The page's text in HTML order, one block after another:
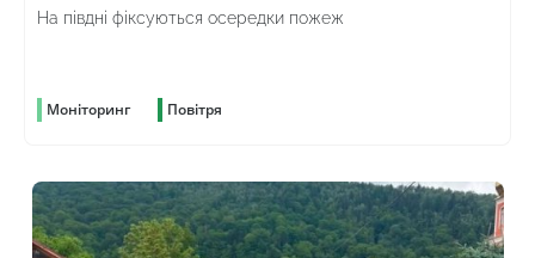
На півдні фіксуються осередки пожеж
Моніторинг Повітря